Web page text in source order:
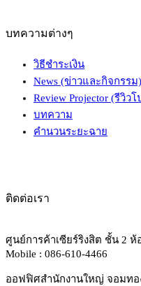
บทความต่างๆ
วิธีชำระเงิน
News (ข่าวและกิจกรรม)
Review Projector (รีวิว
บทความ
คำนวนระยะฉาย
ติดต่อเรา
ศูนย์การค้าเซียร์ริงสิต ชั้น 2 ห้
Mobile : 086-610-4466
ออฟฟิศสำนักงานใหญ่ จอมทอ